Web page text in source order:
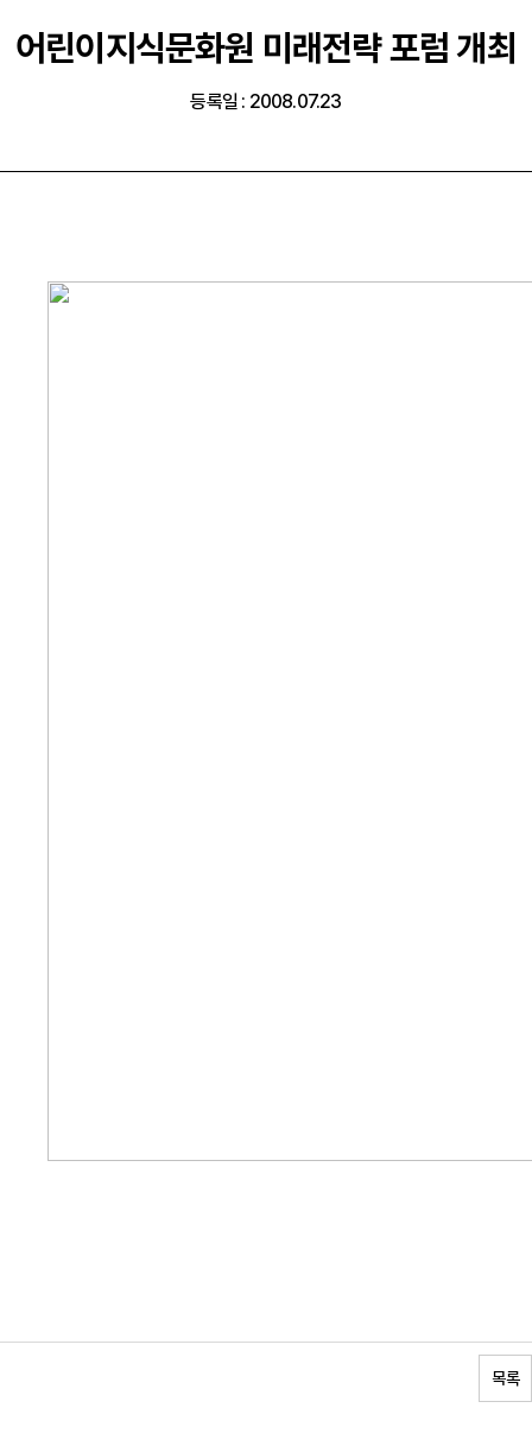
어린이지식문화원 미래전략 포럼 개최
등록일 : 2008.07.23
목록